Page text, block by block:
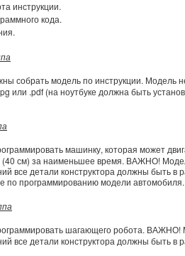
инструкции.
кода.
собрать модель по инструкции. Модель
или .pdf (на ноутбуке должна быть
машинку, которая может
см) за наименьшее время. ВАЖНО!
все детали конструктора должны быть в
по программированию модели
шагающего робота. ВАЖНО!
все детали конструктора должны быть в